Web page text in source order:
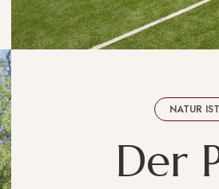
NATUR
Der